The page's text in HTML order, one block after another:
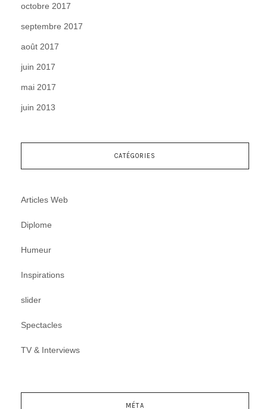
octobre 2017
septembre 2017
août 2017
juin 2017
mai 2017
juin 2013
CATÉGORIES
Articles Web
Diplome
Humeur
Inspirations
slider
Spectacles
TV & Interviews
MÉTA